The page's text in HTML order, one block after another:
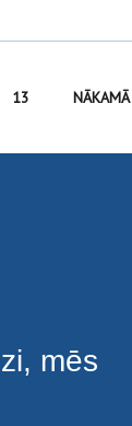
13 NĀKAMĀ
mēs